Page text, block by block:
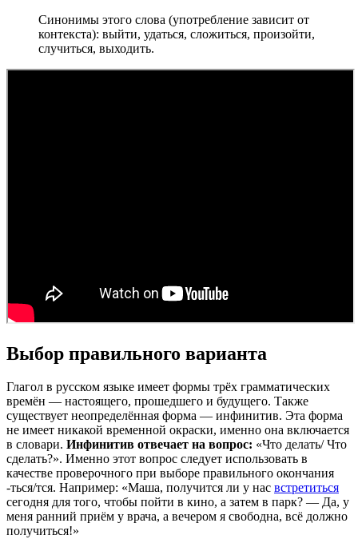
Синонимы этого слова (употребление зависит от
контекста)​: выйти, удаться, сложиться, произойти,
случиться, выходить.
Выбор правильного варианта
Глагол в русском языке имеет формы трёх грамматических
времён — настоящего, прошедшего и будущего. Также
существует неопределённая форма — инфинитив. Эта форма
не имеет никакой временной окраски, именно она включается
в словари. Инфинитив отвечает на вопрос: «Что делать/ Что
сделать?». Именно этот вопрос следует использовать в
качестве проверочного при выборе правильного окончания
-ться/тся. Например: «Маша, получится ли у нас встретиться
сегодня для того, чтобы пойти в кино, а затем в парк? — Да, у
меня ранний приём у врача, а вечером я свободна, всё должно
получиться!»